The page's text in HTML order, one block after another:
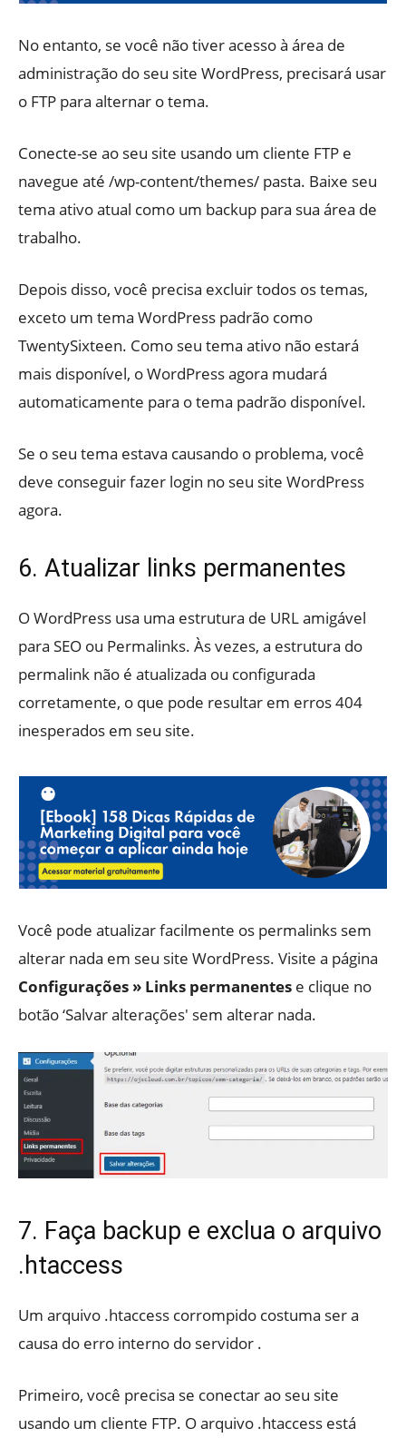
No entanto, se você não tiver acesso à área de
administração do seu site WordPress, precisará usar
o FTP para alternar o tema.
Conecte-se ao seu site usando um cliente FTP e
navegue até /wp-content/themes/ pasta. Baixe seu
tema ativo atual como um backup para sua área de
trabalho.
Depois disso, você precisa excluir todos os temas,
exceto um tema WordPress padrão como
TwentySixteen. Como seu tema ativo não estará
mais disponível, o WordPress agora mudará
automaticamente para o tema padrão disponível.
Se o seu tema estava causando o problema, você
deve conseguir fazer login no seu site WordPress
agora.
6. Atualizar links permanentes
O WordPress usa uma estrutura de URL amigável
para SEO ou Permalinks. Às vezes, a estrutura do
permalink não é atualizada ou configurada
corretamente, o que pode resultar em erros 404
inesperados em seu site.
Você pode atualizar facilmente os permalinks sem
alterar nada em seu site WordPress. Visite a página
Configurações » Links permanentes e clique no
botão ‘Salvar alterações' sem alterar nada.
7. Faça backup e exclua o arquivo
.htaccess
Um arquivo .htaccess corrompido costuma ser a
causa do erro interno do servidor .
Primeiro, você precisa se conectar ao seu site
usando um cliente FTP. O arquivo .htaccess está